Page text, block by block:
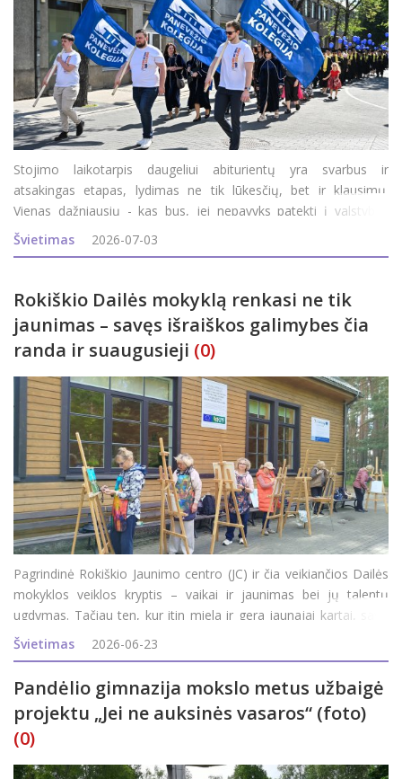
Stojimo laikotarpis daugeliui abiturientų yra svarbus ir
atsakingas etapas, lydimas ne tik lūkesčių, bet ir klausimų.
Vienas dažniausių - kas bus, jei nepavyks patekti į valstybės
finansuojamą studijų vietą? Ar tai reiškia, kad teks atsisakyti
svajonių studijų? Panevėžio kolegija sako - nebūt
Švietimas 2026-07-03
Rokiškio Dailės mokyklą renkasi ne tik
jaunimas – savęs išraiškos galimybes čia
randa ir suaugusieji (0)
Pagrindinė Rokiškio Jaunimo centro (JC) ir čia veikiančios Dailės
mokyklos veiklos kryptis – vaikai ir jaunimas bei jų talentų
ugdymas. Tačiau ten, kur itin miela ir gera jaunajai kartai, savo
vietą randa ir suaugusieji. JC direktorė Inga Vagonė pasidžiaugė,
kad šiais metais siūl
Švietimas 2026-06-23
Pandėlio gimnazija mokslo metus užbaigė
projektu „Jei ne auksinės vasaros“ (foto)
(0)